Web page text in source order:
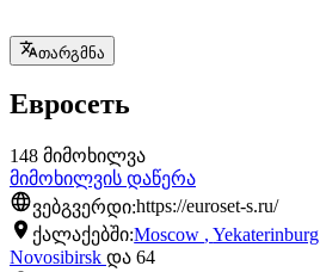
თარგმნა
Евросеть
148 მიმოხილვა
მიმოხილვის დაწერა
ვებგვერდი:https://euroset-s.ru/
ქალაქებში:Moscow ,Yekaterinburg
Novosibirsk და 64